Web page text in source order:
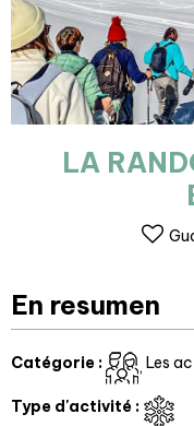
LA
En resumen
Catégorie : Les
Type d'activité :